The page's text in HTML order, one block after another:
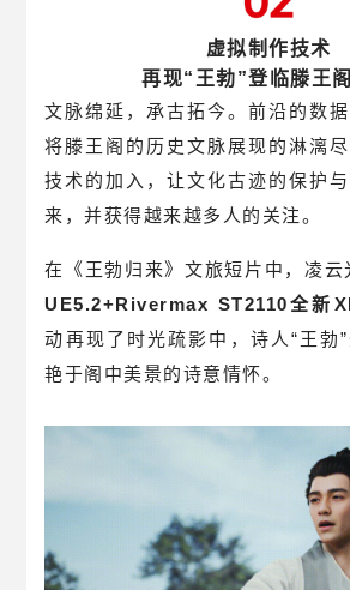
虚拟制作技术
再现“王勃”登临滕王
文脉绵延，承古拓今。前沿的数
将滕王阁的历史文脉展现的淋漓
技术的加入，让文化古迹的保护
来，并获得越来越多人的关注。
在《王勃归来》文旅短片中，凌云
UE5.2+Rivermax ST2110全新
动再现了时光疏影中，诗人“王勃
艳于阁中美景的诗意情怀。